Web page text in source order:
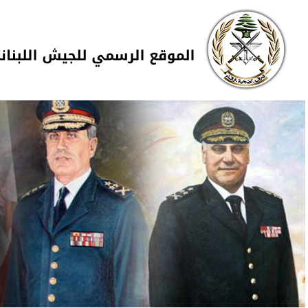
تجاوز إلى المحتوى الرئيسي
Skip to navigation